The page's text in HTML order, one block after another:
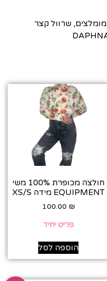
מומלצים, שרוול קצר
חולצה מכופרת 100% משי
EQUIPMENT מידה XS/S
100.00 ₪
פריט יחיד
הוספה לסל